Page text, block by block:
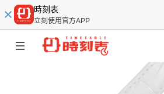
時刻表
立刻使用官方APP